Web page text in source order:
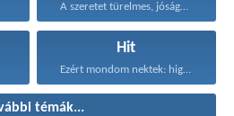
A szeretet türelmes, jóságos...
Hit
Ezért mondom nektek: higgyétek...
témák...